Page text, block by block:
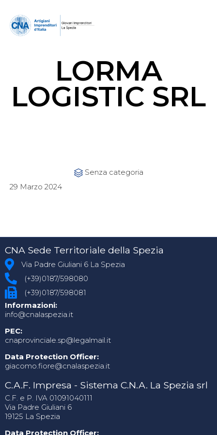
LORMA
LOGISTIC SRL
 Category
Senza categoria
29 Marzo 2024
CNA Sede Territoriale della Spezia
Via Padre Giuliani 6 La Spezia
(+39)0187/598080
(+39)0187/598081
Informazioni:
info@cnalaspezia.it
PEC:
cnaprovinciale.sp@legalmail.it
Data Protection Officer:
giacomo.fiore@cnalaspezia.it
C.A.F. Impresa - Sistema C.N.A. La Spezia srl
C.F. e P. IVA 01091040111
Via Padre Giuliani 6
19125 La Spezia
Data Protection Officer: